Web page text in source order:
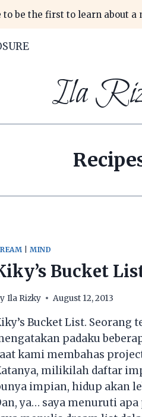
to be the first to learn about a
Ila
|MIND
Bucket
Ila Rizky August 12, 2013
Bucket List. Seorang
padaku
kami membahas
milikilah daftar
impian, hidup akan
ya… saya menuruti